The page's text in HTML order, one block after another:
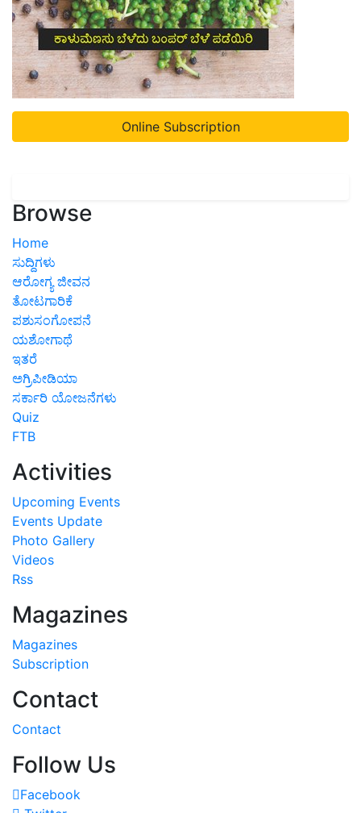
Online Subscription
Browse
Home
ಸುದ್ದಿಗಳು
ಆರೋಗ್ಯ ಜೀವನ
ತೋಟಗಾರಿಕೆ
ಪಶುಸಂಗೋಪನೆ
ಯಶೋಗಾಥೆ
ಇತರೆ
ಅಗ್ರಿಪೀಡಿಯಾ
ಸರ್ಕಾರಿ ಯೋಜನೆಗಳು
Quiz
FTB
Activities
Upcoming Events
Events Update
Photo Gallery
Videos
Rss
Magazines
Magazines
Subscription
Contact
Contact
Follow Us
Facebook